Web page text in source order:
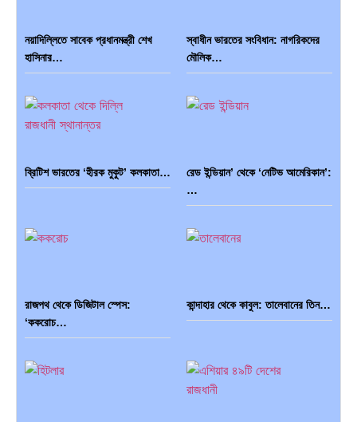
নয়াদিল্লিতে সাবেক প্রধানমন্ত্রী শেখ
হাসিনার…
স্বাধীন ভারতের সংবিধান: নাগরিকদের
মৌলিক…
ব্রিটিশ ভারতের ‘হীরক মুকুট’ কলকাতা…
রেড ইন্ডিয়ান’ থেকে ‘নেটিভ আমেরিকান’:
…
রাজপথ থেকে ডিজিটাল স্পেস:
‘ককরোচ…
কান্দাহার থেকে কাবুল: তালেবানের তিন…